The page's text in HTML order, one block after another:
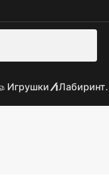
Игрушки